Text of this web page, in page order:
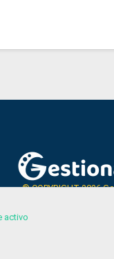
© COPYRIGHT 2026
activo